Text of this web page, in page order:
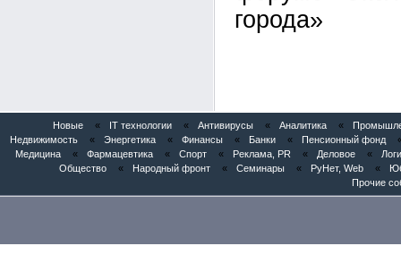
города»
Новые « IT технологии « Антивирусы « Аналитика «
Недвижимость
« Энергетика « Финансы « Банки « Пенсионный фонд
Медицина
« Фармацевтика « Спорт « Реклама, PR « Деловое «
Общество
« Народный фронт « Семинары « РуНет, Web «
Прочие